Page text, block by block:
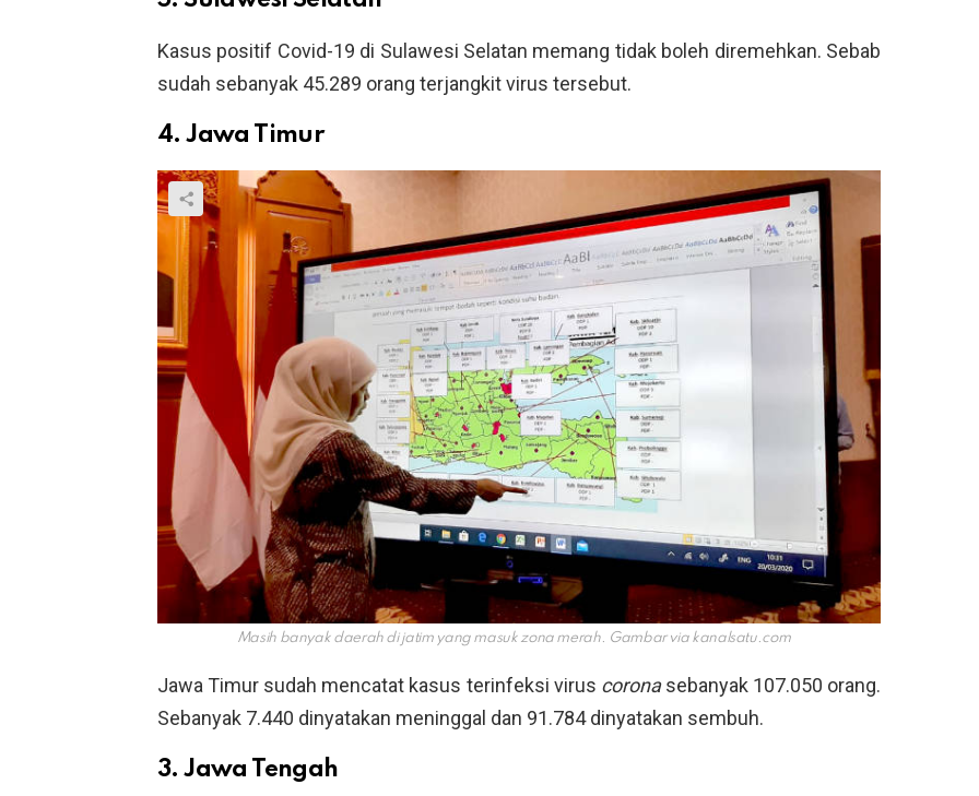
Kasus positif Covid-19 di Sulawesi Selatan memang tidak boleh diremehkan. Sebab
sudah sebanyak 45.289 orang terjangkit virus tersebut.
4. Jawa Timur
Masih banyak daerah di jatim yang masuk zona merah. Gambar via kanalsatu.com
Jawa Timur sudah mencatat kasus terinfeksi virus coronasebanyak 107.050 orang.
Sebanyak 7.440 dinyatakan meninggal dan 91.784 dinyatakan sembuh.
3. Jawa Tengah